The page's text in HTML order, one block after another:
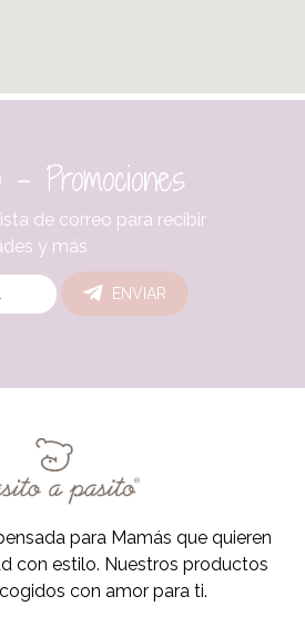
Promociones
de correo para recibir
y más
ENVIAR
para Mamás que quieren
con estilo. Nuestros productos
con amor para ti.